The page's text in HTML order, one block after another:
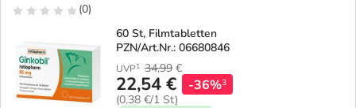
(0)
60 St, Filmtabletten
PZN/Art.Nr.: 06680846
UVP1 34,99 €
22,54 €
(0,38 €/1 St)
-36%3